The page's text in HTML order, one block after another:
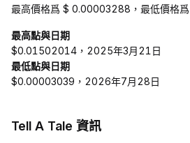
最高價格爲 $ 0.00003288，最低價格
最高點與日期
$0.01502014，2025年3月21日
最低點與日期
$0.00003039，2026年7月28日
Tell A Tale 資訊